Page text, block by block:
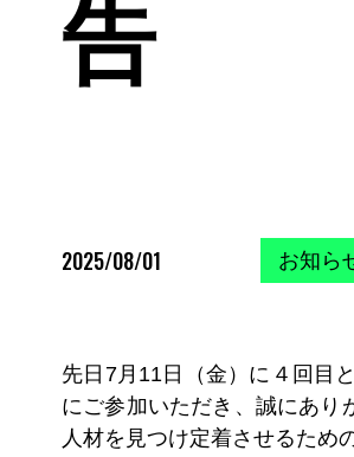
告
2025/08/01 お知ら
先日7月11日（金）に４回目
にご参加いただき、誠にあり
人材を見つけ定着させるため